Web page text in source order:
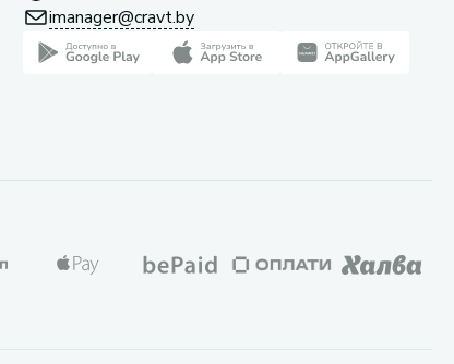
imanager@cravt.by